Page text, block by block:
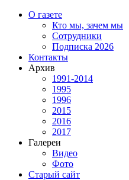
О газете
Кто мы, зачем мы
Сотрудники
Подписка 2026
Контакты
Архив
1991-2014
1995
1996
2015
2016
2017
Галереи
Видео
Фото
Старый сайт